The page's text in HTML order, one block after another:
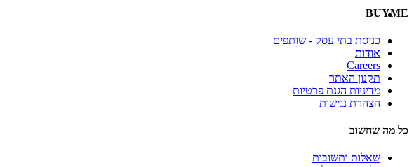
BUYME
כניסת בתי עסק - שותפים
אודות
Careers
תקנון האתר
מדיניות הגנת פרטיות
הצהרת נגישות
כל מה שחשוב
שאלות ותשובות